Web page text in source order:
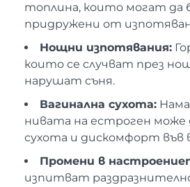
топлина, които могат да
придружени от
Нощни изпотявания:
които се случват през
нарушат съня.
Вагинална сухота:
нивата на естроген може
сухота и дискомфорт във
Промени в
изпитват